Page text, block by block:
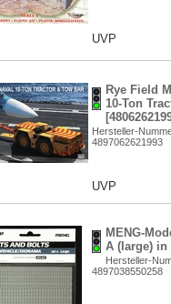
UVP
Rye Field
10-Ton
Hersteller-
4897062621993
UVP
MENG-
A (large) in
Hersteller-
4897038550258